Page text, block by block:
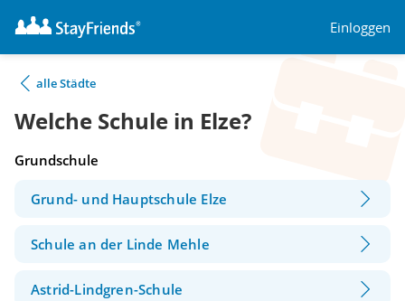
Einloggen
alle Städte
Welche Schule in Elze?
Grundschule
Grund- und Hauptschule Elze
Schule an der Linde Mehle
Astrid-Lindgren-Schule